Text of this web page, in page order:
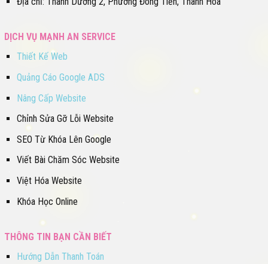
DỊCH VỤ MẠNH AN SERVICE
Thiết Kế Web
Quảng Cáo Google ADS
Nâng Cấp Website
Chỉnh Sửa Gỡ Lỗi Website
SEO Từ Khóa Lên Google
Viết Bài Chăm Sóc Website
Việt Hóa Website
Khóa Học Online
THÔNG TIN BẠN CẦN BIẾT
Hướng Dẫn Thanh Toán